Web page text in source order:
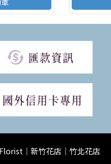
｜新竹花店｜竹北花店